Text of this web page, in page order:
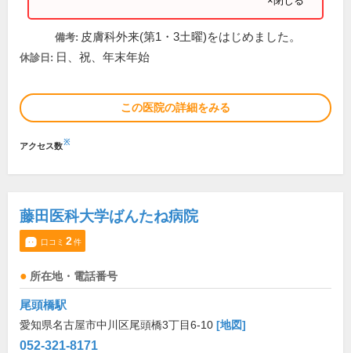
備考: 皮膚科外来(第1・3土曜)をはじめました。
休診日: 日、祝、年末年始
この医院の詳細をみる
アクセス数※
藤田医科大学ばんたね病院
口コミ 2件
所在地・電話番号
尾頭橋駅
愛知県名古屋市中川区尾頭橋3丁目6-10 [地図]
052-321-8171